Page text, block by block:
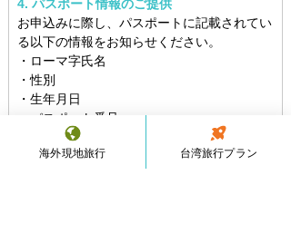
4. パスポート情報のご提供
お申込みに際し、パスポートに記載されてい
る以下の情報をお知らせください。
・ローマ字氏名
・性別
・生年月日
・パスポート番号
・パスポート有効期限
海外現地旅行 台湾旅行プラン